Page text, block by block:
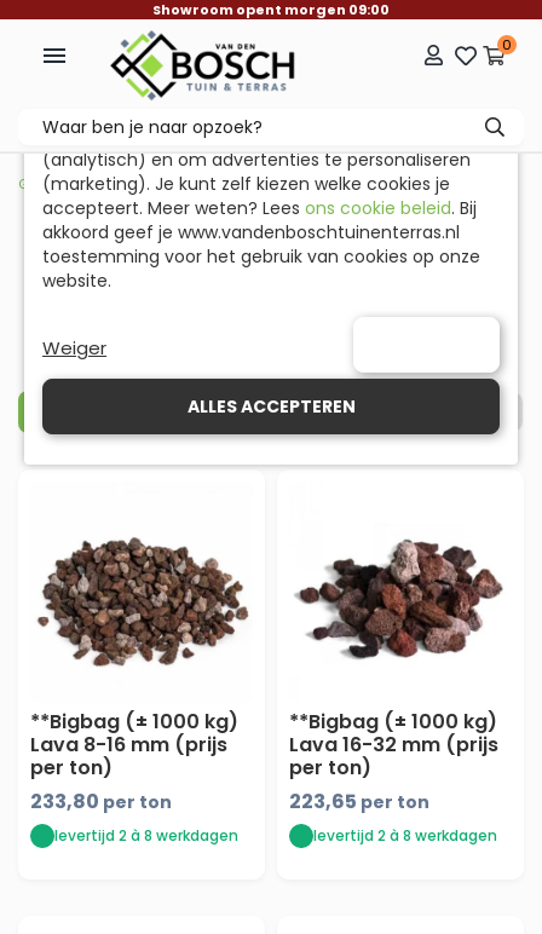
Showroom opent morgen 09:00
 0
Grind, Split & Keien > Split > Lava Split
Lava Split
Verlang je naar een tuin met een unieke en
eigentijdse uitstraling? Dan is lava split
wellicht de perfecte keuze voor jou!
Dit bijzondere materiaal, afkomstig van
vulkanisch gesteente, kenmerkt zich door
een fascinerende textuur en een scala aan
schoonheid van lava split en creëer een
onvergetelijke sfeer in jouw buitenruimte.
Bekijk hieronder ons volledige assortiment
lava split voor jouw droomtuin:
**Bigbag (± 1000 kg)
Lava 8-16 mm (prijs
per ton)
233,80 per ton
levertijd 2 à 8 werkdagen
**Bigbag (± 1000 kg)
Lava 16-32 mm (prijs
per ton)
223,65 per ton
levertijd 2 à 8 werkdagen
Onze website gebruikt cookies
werken (functioneel), om statistieken te verzamelen
(analytisch) en om advertenties te personaliseren
(marketing). Je kunt zelf kiezen welke cookies je
accepteert. Meer weten? Lees ons cookie beleid. Bij
akkoord geef je www.vandenboschtuinenterras.nl
toestemming voor het gebruik van cookies op onze
website.
Weiger
ALLES ACCEPTEREN